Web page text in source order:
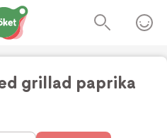
grillad paprika